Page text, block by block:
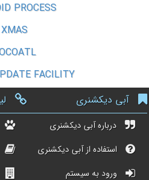
PROCESS
XMAS
FACILITY
آبی دیکشنری
درباره آبی دیکشنری
استفاده از آبی دیکشنری
ورود به سیستم